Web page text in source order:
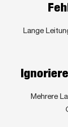
Lange
Mehrere